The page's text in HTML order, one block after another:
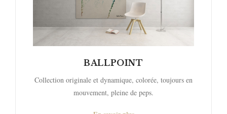
BALLPOINT
Collection originale et dynamique, colorée, toujours en
mouvement, pleine de peps.